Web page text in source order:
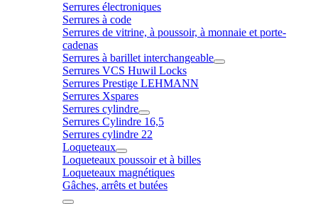
Serrures électroniques
Serrures à code
Serrures de vitrine, à poussoir, à monnaie et porte-
cadenas
Serrures à barillet interchangeable
Serrures VCS Huwil Locks
Serrures Prestige LEHMANN
Serrures Xspares
Serrures cylindre
Serrures Cylindre 16,5
Serrures cylindre 22
Loqueteaux
Loqueteaux poussoir et à billes
Loqueteaux magnétiques
Gâches, arrêts et butées